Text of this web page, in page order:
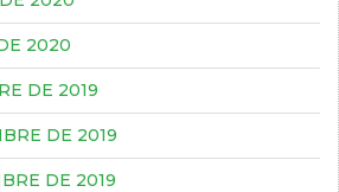
2020
DE 2019
DE 2019
DE 2019